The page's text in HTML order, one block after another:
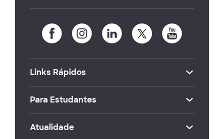
Links Rápidos
Para Estudantes
Atualidade